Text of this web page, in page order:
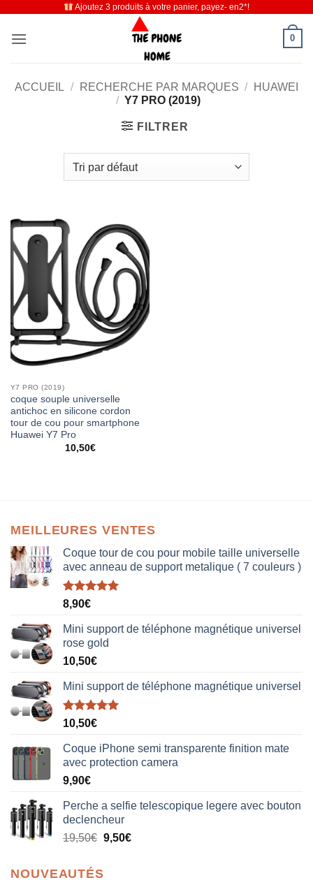
contenu
Ajoutez 3 produits à votre panier, payez- en2*!
0
ACCUEIL / RECHERCHE PAR MARQUES /
HUAWEI
/ Y7 PRO (2019)
FILTRER
Y7 PRO (2019)
coque souple universelle
antichoc en silicone cordon
tour de cou pour smartphone
Huawei Y7 Pro
10,50€
MEILLEURES VENTES
Coque tour de cou pour mobile taille universelle
avec anneau de support metalique ( 7 couleurs )
Note5.00
8,90€
Mini support de téléphone magnétique universel
rose gold
10,50€
Mini support de téléphone magnétique universel
Note5.00
10,50€
Coque iPhone semi transparente finition mate
avec protection camera
9,90€
Perche a selfie telescopique legere avec bouton
declencheur
19,50€ 9,50€
NOUVEAUTÉS